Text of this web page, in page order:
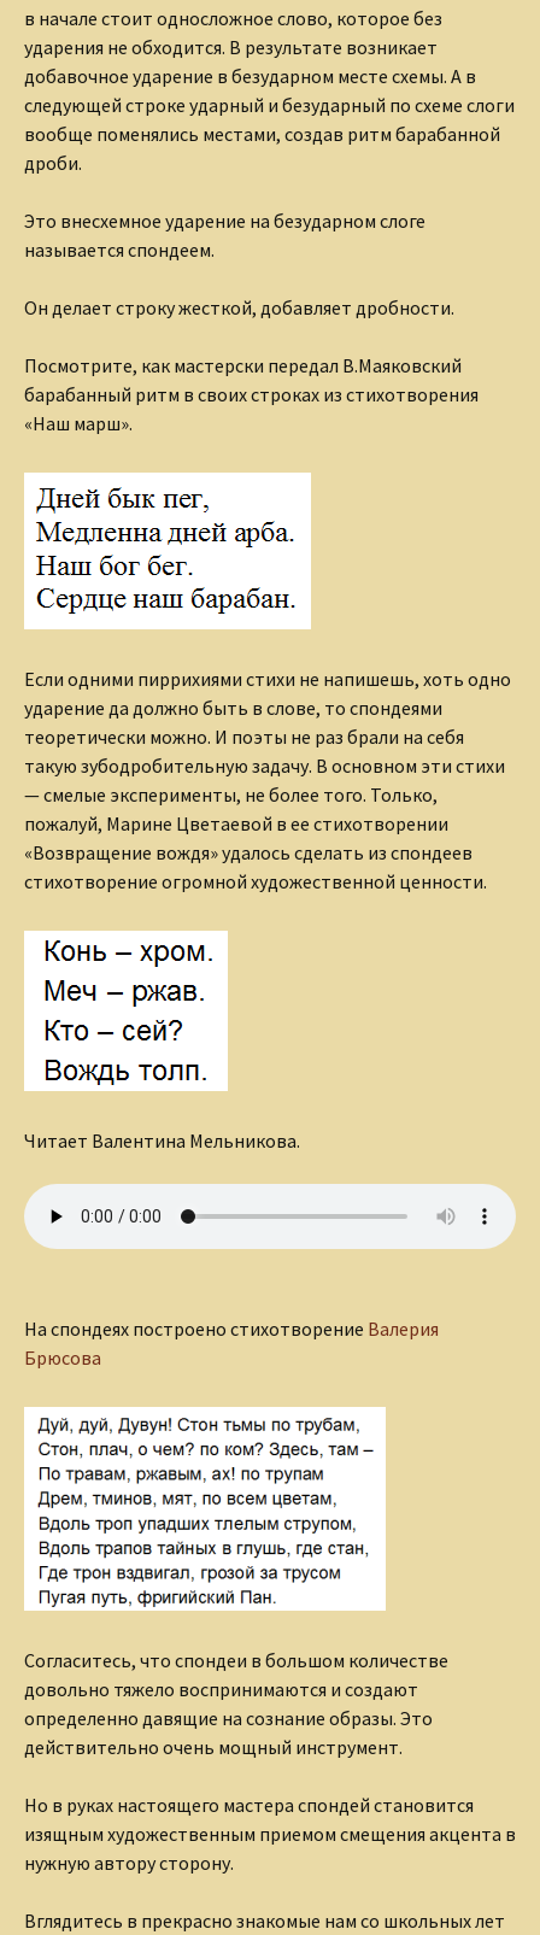
в начале стоит односложное слово, которое без
ударения не обходится. В результате возникает
добавочное ударение в безударном месте схемы. А в
следующей строке ударный и безударный по схеме слоги
вообще поменялись местами, создав ритм барабанной
дроби.
Это внесхемное ударение на безударном слоге
называется спондеем.
Он делает строку жесткой, добавляет дробности.
Посмотрите, как мастерски передал В.Маяковский
барабанный ритм в своих строках из стихотворения
«Наш марш».
Если одними пиррихиями стихи не напишешь, хоть одно
ударение да должно быть в слове, то спондеями
теоретически можно. И поэты не раз брали на себя
такую зубодробительную задачу. В основном эти стихи
— смелые эксперименты, не более того. Только,
пожалуй, Марине Цветаевой в ее стихотворении
«Возвращение вождя» удалось сделать из спондеев
стихотворение огромной художественной ценности.
Читает Валентина Мельникова.
На спондеях построено стихотворение Валерия
Брюсова
Согласитесь, что спондеи в большом количестве
довольно тяжело воспринимаются и создают
определенно давящие на сознание образы. Это
действительно очень мощный инструмент.
Но в руках настоящего мастера спондей становится
изящным художественным приемом смещения акцента в
нужную автору сторону.
Вглядитесь в прекрасно знакомые нам со школьных лет